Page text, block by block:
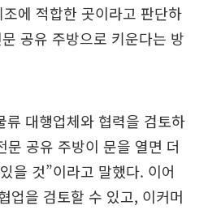
에 적합한 곳이라고 판단하
공유 주방으로 키운다는 방
류 대행업체와 협력을 검토하
문 공유 주방이 문을 열면 더
을 것”이라고 말했다. 이어
업을 검토할 수 있고, 이커머